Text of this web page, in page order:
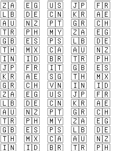
🇿🇦 🇪🇬 🇺🇸 🇯🇵
🇫🇷
🇱🇧 🇩🇪 🇨🇳 🇰🇷
🇦🇪
🇦🇺 🇳🇿 🇵🇹 🇬🇷
🇨🇭
🇹🇷 🇵🇭 🇲🇾 🇿🇦
🇪🇬
🇬🇧 🇪🇸 🇵🇸 🇱🇧
🇩🇪
🇹🇭 🇲🇽 🇨🇦 🇦🇺
🇳🇿
🇮🇳 🇮🇩 🇧🇷 🇹🇷
🇵🇭
🇯🇵 🇫🇷 🇮🇹 🇬🇧
🇪🇸
🇰🇷 🇦🇪 🇸🇬 🇹🇭
🇲🇽
🇬🇷 🇨🇭 🇻🇳 🇮🇳
🇮🇩
🇿🇦 🇪🇬 🇺🇸 🇯🇵
🇫🇷
🇱🇧 🇩🇪 🇨🇳 🇰🇷
🇦🇪
🇦🇺 🇳🇿 🇵🇹 🇬🇷
🇨🇭
🇹🇷 🇵🇭 🇲🇾 🇿🇦
🇪🇬
🇬🇧 🇪🇸 🇵🇸 🇱🇧
🇩🇪
🇹🇭 🇲🇽 🇨🇦 🇦🇺
🇳🇿
🇮🇳 🇮🇩 🇧🇷 🇹🇷
🇵🇭